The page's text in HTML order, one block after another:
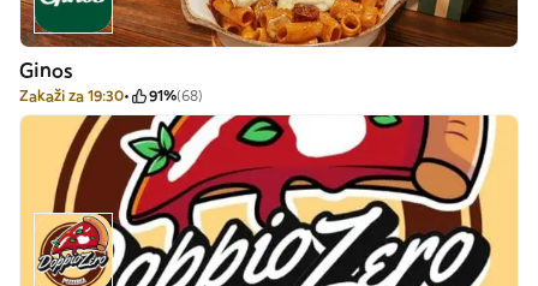
Ginos
Zakaži za 19:30 91%(68)